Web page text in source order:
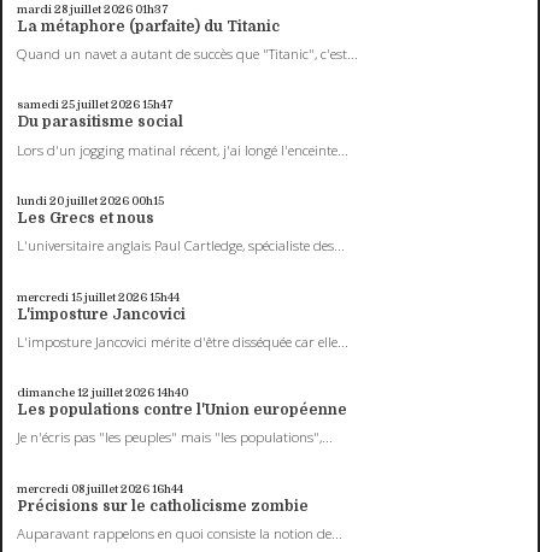
mardi 28juillet 2026 01h37
La métaphore (parfaite) du Titanic
Quand un navet a autant de succès que "Titanic", c'est...
samedi 25juillet 202615h47
Du parasitisme social
Lors d'un jogging matinal récent, j'ai longé l'enceinte...
lundi 20juillet 2026 00h15
Les Grecs et nous
L'universitaire anglais Paul Cartledge, spécialiste des...
mercredi 15juillet 202615h44
L'imposture Jancovici
L'imposture Jancovici mérite d'être disséquée car elle...
dimanche 12 juillet 202614h40
Les populations contre l'Union européenne
Je n'écris pas "les peuples" mais "les populations",...
mercredi 08juillet 202616h44
Précisions sur le catholicisme zombie
Auparavant rappelons en quoi consiste la notion de...